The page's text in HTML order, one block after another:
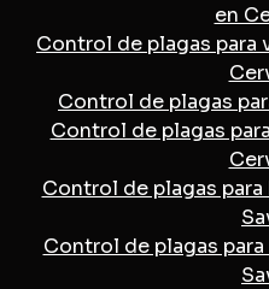
en
Control de plagas para
Control de plagas
Control de plagas
Control de plagas
Control de plagas